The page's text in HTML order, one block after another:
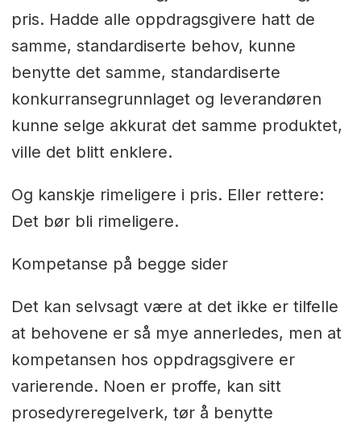
pris. Hadde alle oppdragsgivere hatt de
samme, standardiserte behov, kunne
benytte det samme, standardiserte
konkurransegrunnlaget og leverandøren
kunne selge akkurat det samme produktet,
ville det blitt enklere.
Og kanskje rimeligere i pris. Eller rettere:
Det bør bli rimeligere.
Kompetanse på begge sider
Det kan selvsagt være at det ikke er tilfelle
at behovene er så mye annerledes, men at
kompetansen hos oppdragsgivere er
varierende. Noen er proffe, kan sitt
prosedyreregelverk, tør å benytte